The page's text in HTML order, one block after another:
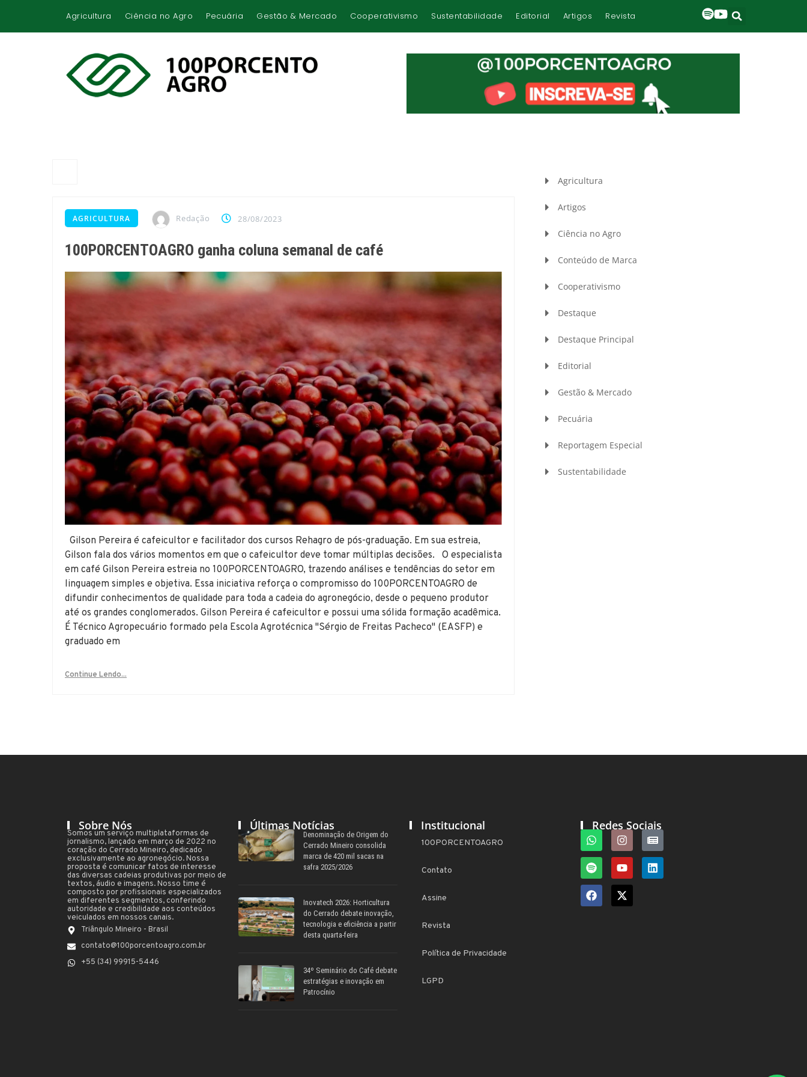
Agricultura Ciência no Agro Pecuária Gestão & Mercado Cooperativismo Sustentabilidade Editorial Artigos Revista
AGRICULTURA Redação 28/08/2023
100PORCENTOAGRO ganha coluna semanal de café
Gilson Pereira é cafeicultor e facilitador dos cursos Rehagro de pós-graduação. Em sua estreia,
Gilson fala dos vários momentos em que o cafeicultor deve tomar múltiplas decisões. O especialista
em café Gilson Pereira estreia no ⁠⁠100PORCENTOAGRO⁠⁠, trazendo análises e tendências do setor em
linguagem simples e objetiva. Essa iniciativa reforça o compromisso do ⁠⁠100PORCENTOAGRO⁠⁠ de
difundir conhecimentos de qualidade para toda a cadeia do agronegócio, desde o pequeno produtor
até os grandes conglomerados. Gilson Pereira é cafeicultor e possui uma sólida formação acadêmica.
É Técnico Agropecuário formado pela Escola Agrotécnica "Sérgio de Freitas Pacheco" (EASFP) e
graduado em
Continue Lendo...
Agricultura
Artigos
Ciência no Agro
Conteúdo de Marca
Cooperativismo
Destaque
Destaque Principal
Editorial
Gestão & Mercado
Pecuária
Reportagem Especial
Sustentabilidade
Sobre Nós
Somos um serviço multiplataformas de
jornalismo, lançado em março de 2022 no
coração do Cerrado Mineiro, dedicado
exclusivamente ao agronegócio. Nossa
proposta é comunicar fatos de interesse
das diversas cadeias produtivas por meio de
textos, áudio e imagens. Nosso time é
composto por profissionais especializados
em diferentes segmentos, conferindo
autoridade e credibilidade aos conteúdos
veiculados em nossos canais.
Triângulo Mineiro - Brasil
contato@100porcentoagro.com.br
+55 (34) 99915-5446
Últimas Notícias
Denominação de Origem do
Cerrado Mineiro consolida
marca de 420 mil sacas na
safra 2025/2026
Inovatech 2026: Horticultura
do Cerrado debate inovação,
tecnologia e eficiência a partir
desta quarta-feira
34º Seminário do Café debate
estratégias e inovação em
Patrocínio
Institucional
100PORCENTOAGRO
Contato
Assine
Revista
Política de Privacidade
LGPD
Redes Sociais